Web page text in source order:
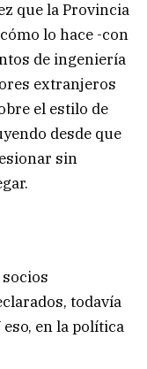
que la Provincia
lo hace -con
de ingeniería
extranjeros
el estilo de
desde que
sin
socios
todavía
en la política